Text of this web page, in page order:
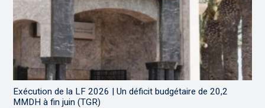
Exécution de la LF 2026 | Un déficit budgétaire de 20,2
MMDH à fin juin (TGR)